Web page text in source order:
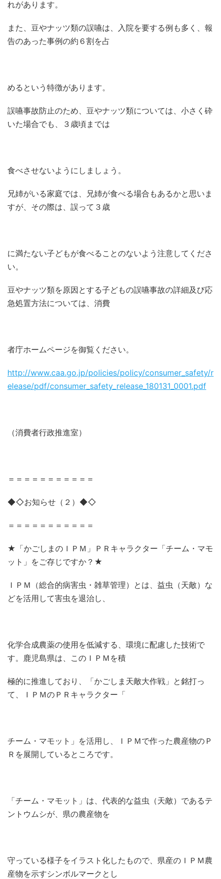
れがあります。
また、豆やナッツ類の誤嚥は、入院を要する例も多く、報
告のあった事例の約６割を占
めるという特徴があります。
誤嚥事故防止のため、豆やナッツ類については、小さく砕
いた場合でも、３歳頃までは
食べさせないようにしましょう。
兄姉がいる家庭では、兄姉が食べる場合もあるかと思いま
すが、その際は、誤って３歳
に満たない子どもが食べることのないよう注意してくださ
い。
豆やナッツ類を原因とする子どもの誤嚥事故の詳細及び応
急処置方法については、消費
者庁ホームページを御覧ください。
http://www.caa.go.jp/policies/policy/consumer_safety/r
elease/pdf/consumer_safety_release_180131_0001.pdf
（消費者行政推進室）
＝＝＝＝＝＝＝＝＝＝＝
◆◇お知らせ（２）◆◇
＝＝＝＝＝＝＝＝＝＝＝
★「かごしまのＩＰＭ」ＰＲキャラクター「チーム・マモ
ット」をご存じですか？★
ＩＰＭ（総合的病害虫・雑草管理）とは、益虫（天敵）な
どを活用して害虫を退治し、
化学合成農薬の使用を低減する、環境に配慮した技術で
す。鹿児島県は、このＩＰＭを積
極的に推進しており、「かごしま天敵大作戦」と銘打っ
て、ＩＰＭのＰＲキャラクター「
チーム・マモット」を活用し、ＩＰＭで作った農産物のＰ
Ｒを展開しているところです。
「チーム・マモット」は、代表的な益虫（天敵）であるテ
ントウムシが、県の農産物を
守っている様子をイラスト化したもので、県産のＩＰＭ農
産物を示すシンボルマークとし